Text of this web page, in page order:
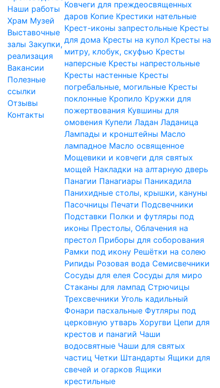
Наши работы
Храм Музей
Выставочные
залы Закупки,
реализация
Вакансии
Полезные
ссылки
Отзывы
Контакты
Ковчеги для преждеосвященных
даров Копие Крестики нательные
Крест-иконы запрестольные Кресты
для дома Кресты на купол Кресты на
митру, клобук, скуфью Кресты
наперсные Кресты напрестольные
Кресты настенные Кресты
погребальные, могильные Кресты
поклонные Кропило Кружки для
пожертвования Кувшины для
омовения Купели Ладан Ладаница
Лампады и кронштейны Масло
лампадное Масло освященное
Мощевики и ковчеги для святых
мощей Накладки на алтарную дверь
Панагии Панагиары Паникадила
Панихидные столы, крышки, кануны
Пасочницы Печати Подсвечники
Подставки Полки и футляры под
иконы Престолы, Облачения на
престол Приборы для соборования
Рамки под икону Решётки на солею
Рипиды Розовая вода Семисвечники
Сосуды для елея Сосуды для миро
Стаканы для лампад Стрючицы
Трехсвечники Уголь кадильный
Фонари пасхальные Футляры под
церковную утварь Хоругви Цепи для
крестов и панагий Чаши
водосвятные Чаши для святых
частиц Четки Штандарты Ящики для
свечей и огарков Ящики
крестильные